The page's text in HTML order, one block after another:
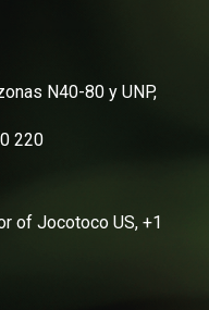
N40-80 y UNP,
220
of Jocotoco US, +1